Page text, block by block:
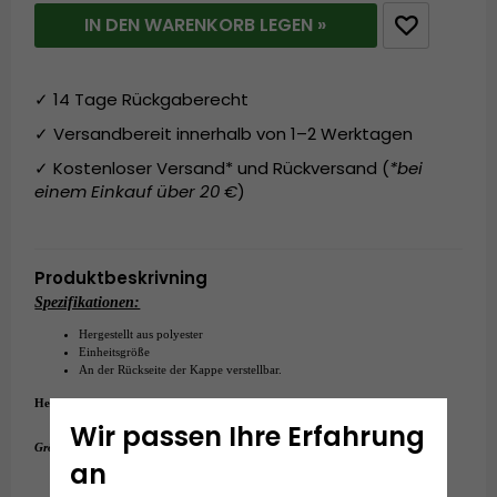
IN DEN WARENKORB LEGEN »
✓ 14 Tage Rückgaberecht
✓ Versandbereit innerhalb von 1–2 Werktagen
✓ Kostenloser Versand* und Rückversand (*bei
einem Einkauf über 20 €)
Produktbeskrivning
Spezifikationen:
Hergestellt aus polyester
Einheitsgröße
An der Rückseite der Kappe verstellbar.
Hergestellt aus:polyester
Grösseninformationen: Einheitsgröße
Wir passen Ihre Erfahrung
an